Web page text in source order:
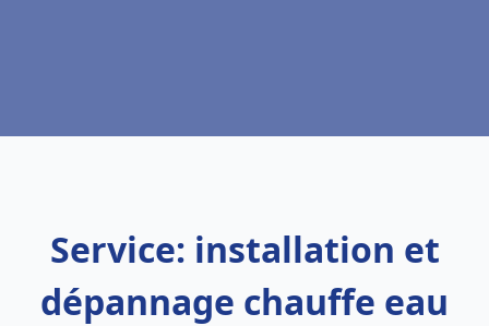
Service: installation et
dépannage chauffe eau